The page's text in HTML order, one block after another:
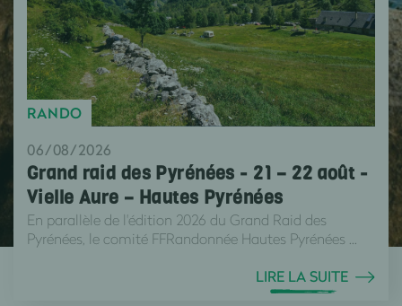
RANDO
06/08/2026
Grand raid des Pyrénées - 21 – 22 août -
Vielle Aure – Hautes Pyrénées
En parallèle de l'édition 2026 du Grand Raid des
Pyrénées, le comité FFRandonnée Hautes Pyrénées ...
LIRE LA SUITE